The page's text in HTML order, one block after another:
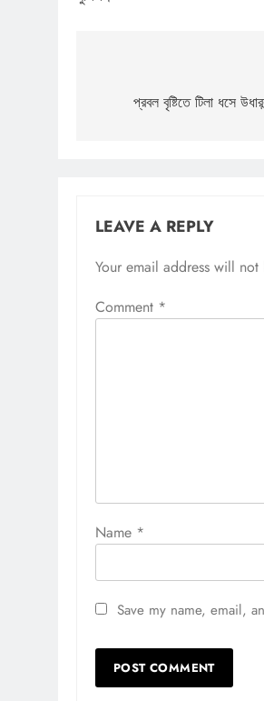
navigation
প্রবল বৃষ্টিতে টিলা ধসে
LEAVE A REPLY
Your email address will
Comment *
Name *
Save my name, email,